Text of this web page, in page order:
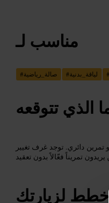
مناسب لـ
#صالة_رياضية #لياقة_بدنية #
الذي تتوقعه
تمرين دائري. توجد غرف تغيير
خطط لزيارتك